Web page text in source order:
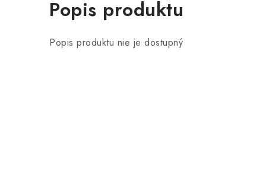
Popis produktu
Popis produktu nie je dostupný